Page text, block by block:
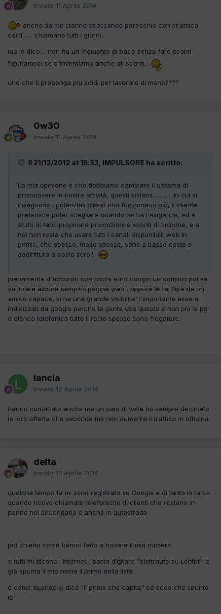
Inviato 11 Aprile 2014
anche da me stanno scassando parecchio con st'amica
card....... chiamano tutti i giorni...
ma io dico.... non ho un momento di pace senza fare sconti
figuriamoci se c'inventiamo anche gli sconti...
uno che ti proponga più soldi per lavorare di meno????
0w30
Inviato 11 Aprile 2014
Il 21/12/2012 at 15:33, IMPULSORE ha scritto:
La mia opinione è che dobbiamo cambiare il sistema di
promuovere le nostre attività, questi sistemi............. in cui si
inseguono i potenziali clienti non funzionano più, il cliente
preferisce poter scegliere quando ne ha l'esigenza, ed è
stufo di farsi propinare promozioni e sconti di finzione, e a
noi non resta che usare tutti i canali disponibili, web in
primis, che spesso, molto spesso, sono a basso costo o
addirittura a costo zero!!
pienamente d'accordo con pochi euro compri un dominio poi se
sai crare alcune semplici pagine web , oppure le fai fare da un
amico capace, si ha una grande visibilita' l'importante essere
indicizzati da google perche la gente usa questo e non piu le pg
o elenco telefonico tutto il resto spesso sono fregature.
lancia
Inviato 12 Aprile 2014
hanno contattato anche me un paio di volte ho sempre declinato
la loro offerta che secondo me non aumenta il traffico in officina
delta
Inviato 12 Aprile 2014
qualche tempo fa mi sono registrato su Google e di tanto in tanto
quando ricevo chiamate telefoniche di clienti che restano in
panne nel circondario e anche in autostrada
poi chiedo come hanno fatto a trovare il mio numero
e tutti mi dicono : internet , basta digitare "elettrauto su Lentini" e
già spunta il mio nome il primo della lista
e come quando si dice "il primo che capita" ed ecco che spunto
io